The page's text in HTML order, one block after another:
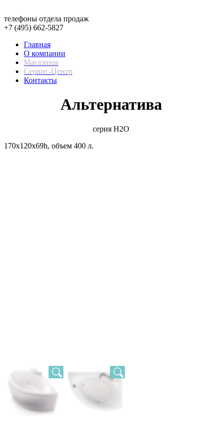
телефоны отдела продаж
+7 (495) 662-5827
Главная
О компании
Магазины
Сервис-Центр
Контакты
Альтернатива
серия H2O
170x120x69h, объем 400 л.